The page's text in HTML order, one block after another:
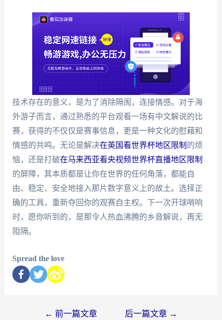
技术存在的意义，是为了消除隔阂，连接情感。对于海
外游子而言，通过熟悉的平台观看一场有中文解说的比
赛，获得的不仅仅是赛事信息，更是一种文化的慰藉和
情感的共鸣。无论是解决在英国看世界杯地区限制 的烦
恼，还是打破在马来西亚看央视频世界杯直播地区限制
的屏障，其本质都是让你在世界的任何角落，都能自
由、稳定、安全地接入那片数字意义上的故土。选择正
确的工具，重新夺回你的观赛自主权。下一次开球哨响
时，愿你听到的，是那令人热血沸腾的乡音解说，再无
阻隔。
Spread the love
← 前一篇文章 后一篇文章 →